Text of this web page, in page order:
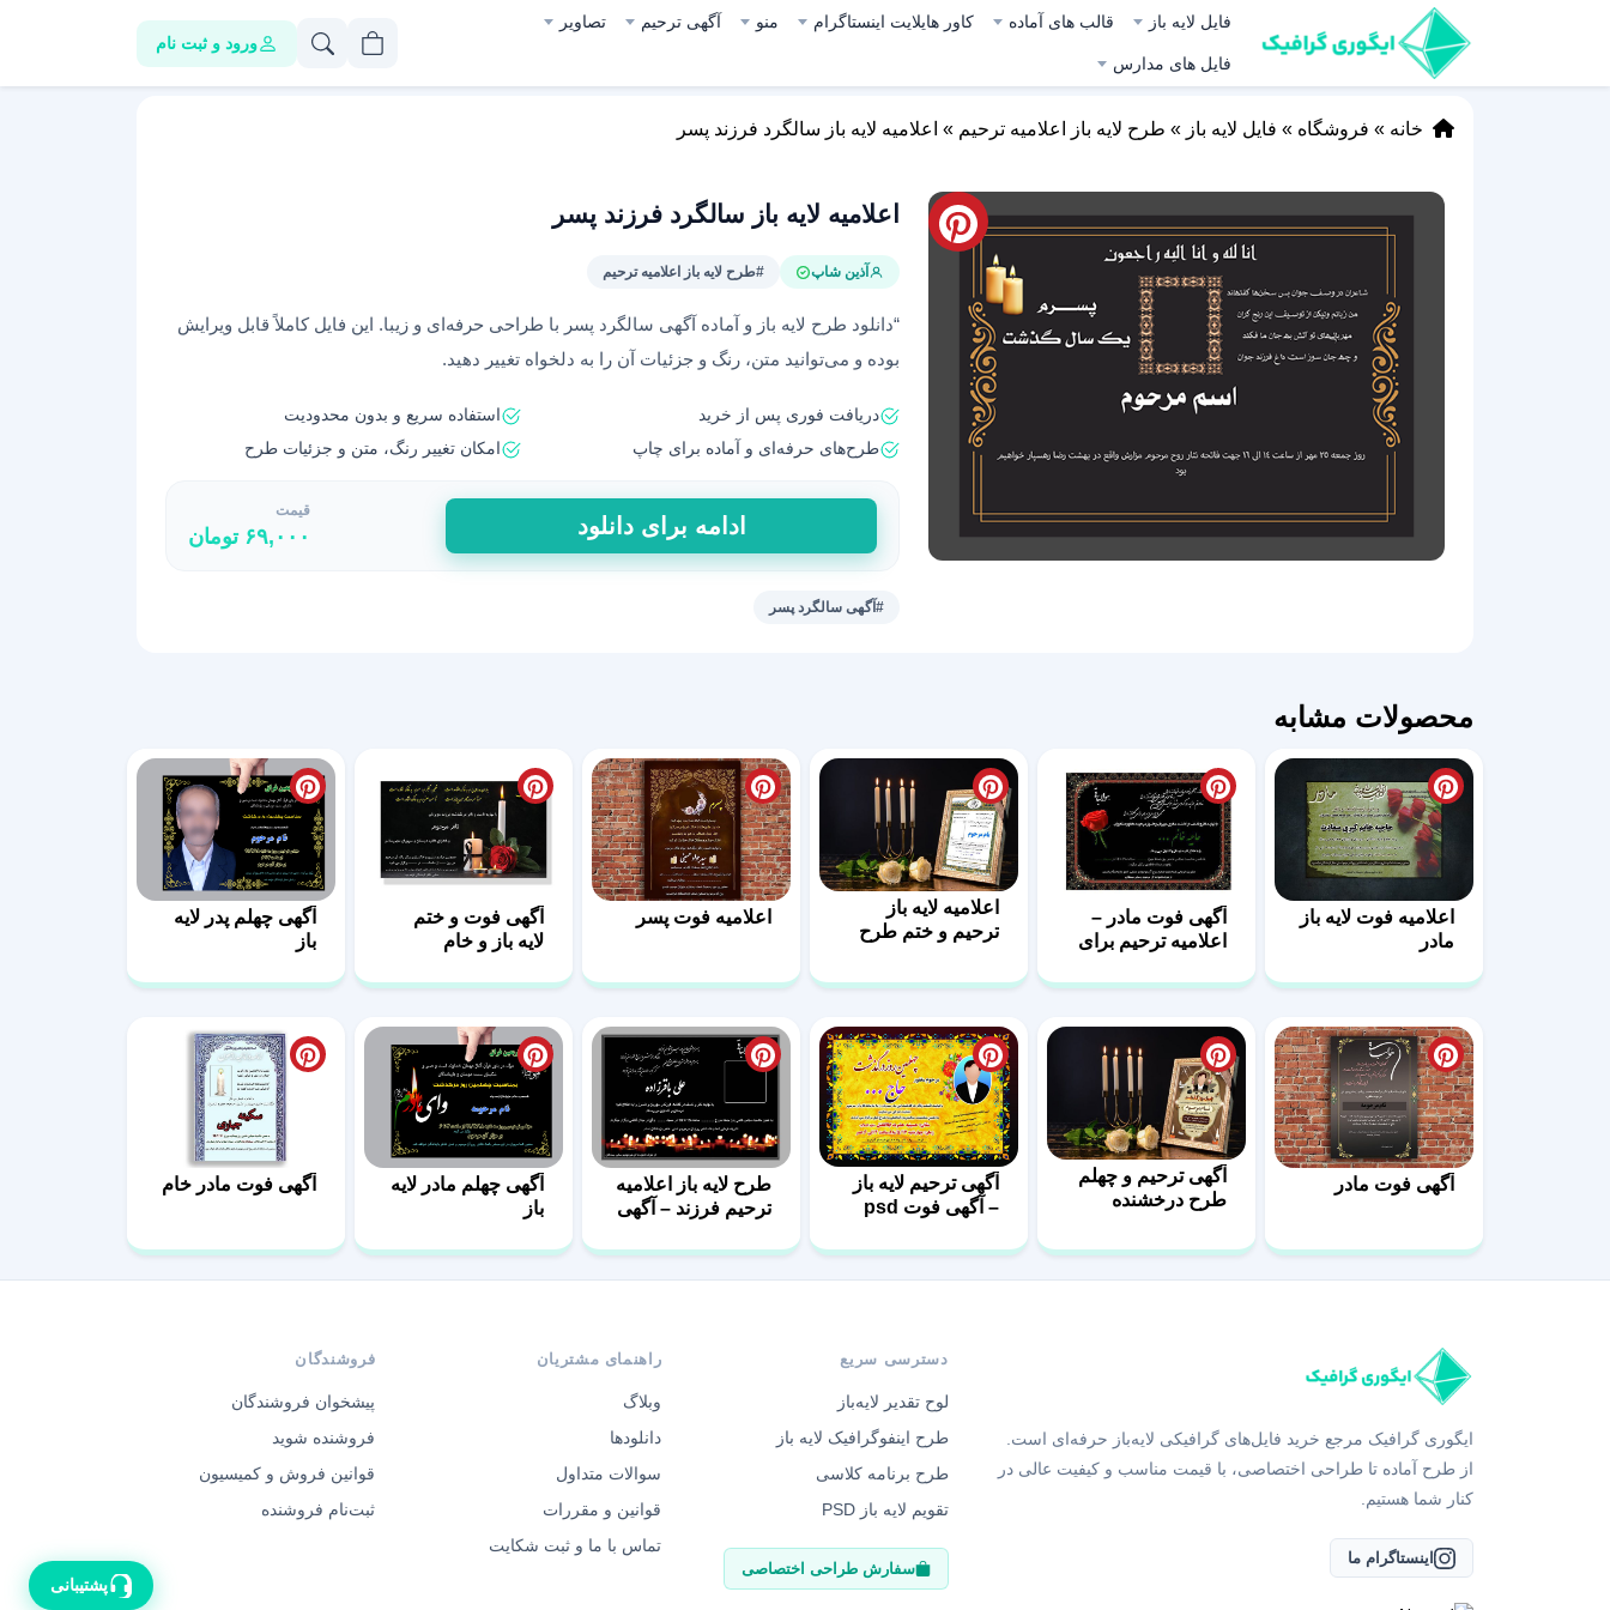
فایل لایه باز قالب های آماده کاور هایلایت اینستاگرام منو آگهی ترحیم تصاویر
فایل های مدارس
ورود و ثبت نام
خانه » فروشگاه » فایل لایه باز » طرح لایه باز اعلامیه ترحیم » اعلامیه لایه باز سالگرد فرزند پسر
اعلامیه لایه باز سالگرد فرزند پسر
آذین شاپ #طرح لایه باز اعلامیه ترحیم
“دانلود طرح لایه باز و آماده آگهی سالگرد پسر با طراحی حرفه‌ای و زیبا. این فایل کاملاً قابل ویرایش
بوده و می‌توانید متن، رنگ و جزئیات آن را به دلخواه تغییر دهید.
دریافت فوری پس از خرید
استفاده سریع و بدون محدودیت
طرح‌های حرفه‌ای و آماده برای چاپ
امکان تغییر رنگ، متن و جزئیات طرح
اعلامیه
لایه
باز
سالگرد
ادامه برای دانلود
قیمت
۶۹,۰۰۰ تومان
#آگهی سالگرد پسر
محصولات مشابه
اعلامیه فوت لایه باز
مادر
آگهی فوت مادر –
اعلامیه ترحیم برای
اعلامیه لایه باز
ترحیم و ختم طرح
اعلامیه فوت پسر
آگهی فوت و ختم
لایه باز و خام
آگهی چهلم پدر لایه
باز
آگهی فوت مادر
آگهی ترحیم و چهلم
طرح درخشنده
آگهی ترحیم لایه باز
– آگهی فوت psd
طرح لایه باز اعلامیه
ترحیم فرزند – آگهی
آگهی چهلم مادر لایه
باز
آگهی فوت مادر خام
ایگوری گرافیک مرجع خرید فایل‌های گرافیکی لایه‌باز حرفه‌ای است.
از طرح آماده تا طراحی اختصاصی، با قیمت مناسب و کیفیت عالی در
کنار شما هستیم.
اینستاگرام ما
دسترسی سریع
لوح تقدیر لایه‌باز
طرح اینفوگرافیک لایه باز
طرح برنامه کلاسی
تقویم لایه باز PSD
سفارش طراحی اختصاصی
راهنمای مشتریان
وبلاگ
دانلودها
سوالات متداول
قوانین و مقررات
تماس با ما و ثبت شکایت
فروشندگان
پیشخوان فروشندگان
فروشنده شوید
قوانین فروش و کمیسیون
ثبت‌نام فروشنده
پشتیبانی